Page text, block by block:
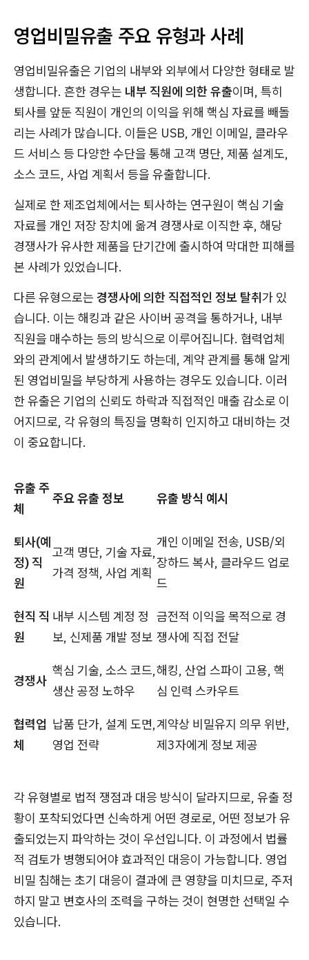
영업비밀유출 주요 유형과 사례
영업비밀유출은 기업의 내부와 외부에서 다양한 형태로 발
생합니다. 흔한 경우는 내부 직원에 의한 유출이며, 특히
퇴사를 앞둔 직원이 개인의 이익을 위해 핵심 자료를 빼돌
리는 사례가 많습니다. 이들은 USB, 개인 이메일, 클라우
드 서비스 등 다양한 수단을 통해 고객 명단, 제품 설계도,
소스 코드, 사업 계획서 등을 유출합니다.
실제로 한 제조업체에서는 퇴사하는 연구원이 핵심 기술
자료를 개인 저장 장치에 옮겨 경쟁사로 이직한 후, 해당
경쟁사가 유사한 제품을 단기간에 출시하여 막대한 피해를
본 사례가 있었습니다.
다른 유형으로는 경쟁사에 의한 직접적인 정보 탈취가 있
습니다. 이는 해킹과 같은 사이버 공격을 통하거나, 내부
직원을 매수하는 등의 방식으로 이루어집니다. 협력업체
와의 관계에서 발생하기도 하는데, 계약 관계를 통해 알게
된 영업비밀을 부당하게 사용하는 경우도 있습니다. 이러
한 유출은 기업의 신뢰도 하락과 직접적인 매출 감소로 이
어지므로, 각 유형의 특징을 명확히 인지하고 대비하는 것
이 중요합니다.
유출 주
체
주요 유출 정보 유출 방식 예시
퇴사(예
정) 직
원
고객 명단, 기술 자료,
가격 정책, 사업 계획
개인 이메일 전송, USB/외
장하드 복사, 클라우드 업로
드
현직 직
원
내부 시스템 계정 정
보, 신제품 개발 정보
금전적 이익을 목적으로 경
쟁사에 직접 전달
경쟁사
핵심 기술, 소스 코드,
생산 공정 노하우
해킹, 산업 스파이 고용, 핵
심 인력 스카우트
협력업
체
납품 단가, 설계 도면,
영업 전략
계약상 비밀유지 의무 위반,
제3자에게 정보 제공
각 유형별로 법적 쟁점과 대응 방식이 달라지므로, 유출 정
황이 포착되었다면 신속하게 어떤 경로로, 어떤 정보가 유
출되었는지 파악하는 것이 우선입니다. 이 과정에서 법률
적 검토가 병행되어야 효과적인 대응이 가능합니다. 영업
비밀 침해는 초기 대응이 결과에 큰 영향을 미치므로, 주저
하지 말고 변호사의 조력을 구하는 것이 현명한 선택일 수
있습니다.